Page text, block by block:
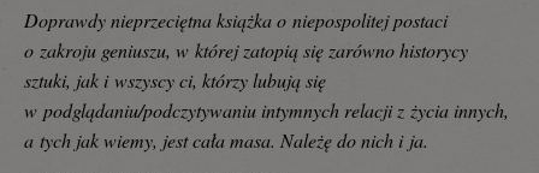
Doprawdy nieprzeciętna książka o niepospolitej postaci
o zakroju geniuszu, w której zatopią się zarówno historycy
sztuki, jak i wszyscy ci, którzy lubują się
w podglądaniu/podczytywaniu intymnych relacji z życia innych,
a tych jak wiemy, jest cała masa. Należę do nich i ja.